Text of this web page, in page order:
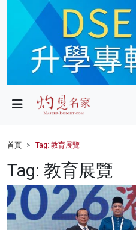
政局
財經
健康
商業
首頁 Tag: 教育展覽
Tag: 教育展覽